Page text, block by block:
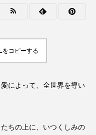
をコピーする
によって、全世界を導い
ちの上に、いつくしみの